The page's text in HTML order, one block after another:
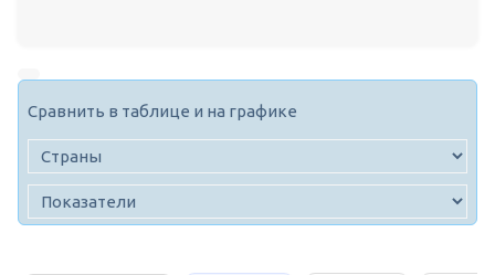
Сравнить в таблице и на графике